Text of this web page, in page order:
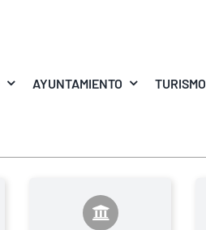
AYUNTAMIENTO TURISMO